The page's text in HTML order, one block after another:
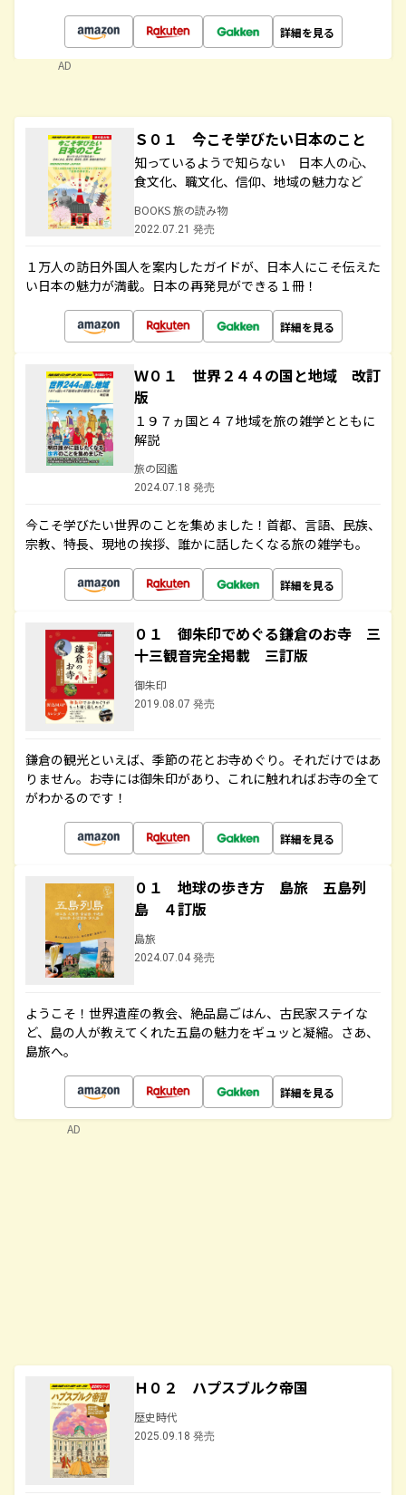
詳細を見る
AD
Ｓ０１ 今こそ学びたい日本のこと
知っているようで知らない 日本人の心、
食文化、職文化、信仰、地域の魅力など
BOOKS 旅の読み物
2022.07.21 発売
１万人の訪日外国人を案内したガイドが、日本人にこそ伝えた
い日本の魅力が満載。日本の再発見ができる１冊！
詳細を見る
Ｗ０１ 世界２４４の国と地域 改訂
版
１９７ヵ国と４７地域を旅の雑学とともに
解説
旅の図鑑
2024.07.18 発売
今こそ学びたい世界のことを集めました！首都、言語、民族、
宗教、特長、現地の挨拶、誰かに話したくなる旅の雑学も。
詳細を見る
０１ 御朱印でめぐる鎌倉のお寺 三
十三観音完全掲載 三訂版
御朱印
2019.08.07 発売
鎌倉の観光といえば、季節の花とお寺めぐり。それだけではあ
りません。お寺には御朱印があり、これに触れればお寺の全て
がわかるのです！
詳細を見る
０１ 地球の歩き方 島旅 五島列
島 ４訂版
島旅
2024.07.04 発売
ようこそ！世界遺産の教会、絶品島ごはん、古民家ステイな
ど、島の人が教えてくれた五島の魅力をギュッと凝縮。さあ、
島旅へ。
詳細を見る
Ｈ０２ ハプスブルク帝国
歴史時代
2025.09.18 発売
AD